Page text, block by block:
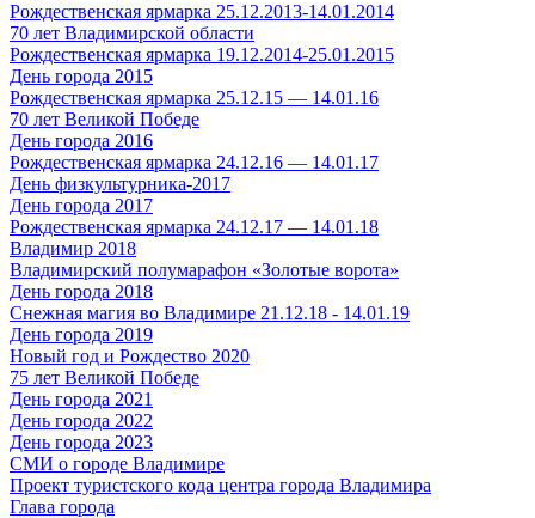
Рождественская ярмарка 25.12.2013-14.01.2014
70 лет Владимирской области
Рождественская ярмарка 19.12.2014-25.01.2015
День города 2015
Рождественская ярмарка 25.12.15 — 14.01.16
70 лет Великой Победе
День города 2016
Рождественская ярмарка 24.12.16 — 14.01.17
День физкультурника-2017
День города 2017
Рождественская ярмарка 24.12.17 — 14.01.18
Владимир 2018
Владимирский полумарафон «Золотые ворота»
День города 2018
Снежная магия во Владимире 21.12.18 - 14.01.19
День города 2019
Новый год и Рождество 2020
75 лет Великой Победе
День города 2021
День города 2022
День города 2023
СМИ о городе Владимире
Проект туристского кода центра города Владимира
Глава города